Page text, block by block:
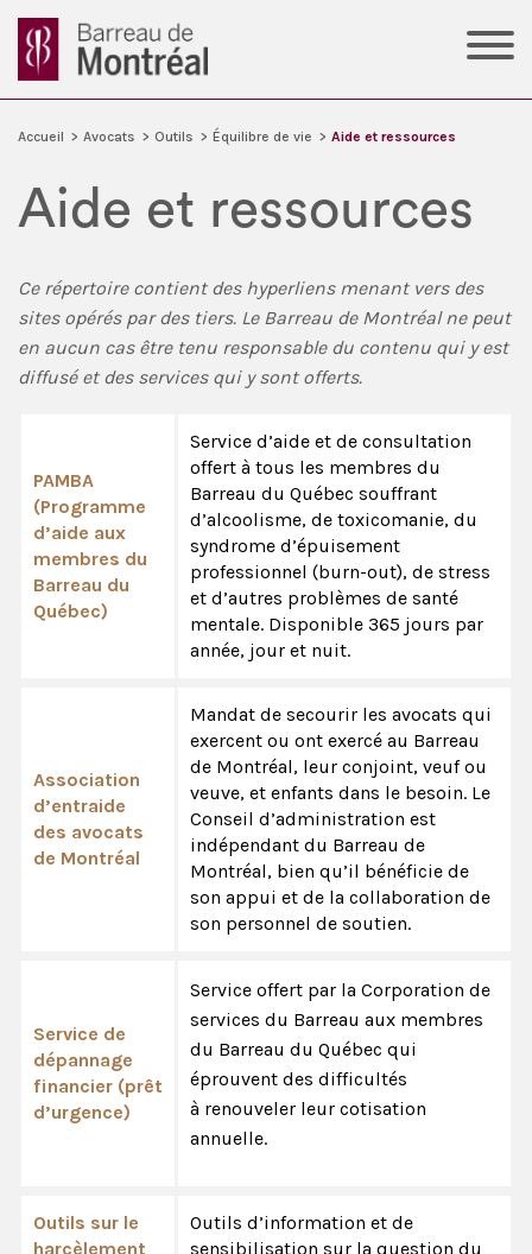
Accueil > Avocats > Outils > Équilibre de vie > Aide et ressources
Aide et ressources
Ce répertoire contient des hyperliens menant vers des
sites opérés par des tiers. Le Barreau de Montréal ne peut
en aucun cas être tenu responsable du contenu qui y est
diffusé et des services qui y sont offerts.
PAMBA
(Programme
d’aide aux
membres du
Barreau du
Québec)
Service d’aide et de consultation
offert à tous les membres du
Barreau du Québec souffrant
d’alcoolisme, de toxicomanie, du
syndrome d’épuisement
professionnel (burn-out), de stress
et d’autres problèmes de santé
mentale. Disponible 365 jours par
année, jour et nuit.
Association
d’entraide
des avocats
de Montréal
Mandat de secourir les avocats qui
exercent ou ont exercé au Barreau
de Montréal, leur conjoint, veuf ou
veuve, et enfants dans le besoin. Le
Conseil d’administration est
indépendant du Barreau de
Montréal, bien qu’il bénéficie de
son appui et de la collaboration de
son personnel de soutien.
Service de
dépannage
financier (prêt
d’urgence)
Service offert par la Corporation de
services du Barreau aux membres
du Barreau du Québec qui
éprouvent des difficultés
à renouveler leur cotisation
annuelle.
Outils sur le
harcèlement
Outils d’information et de
sensibilisation sur la question du